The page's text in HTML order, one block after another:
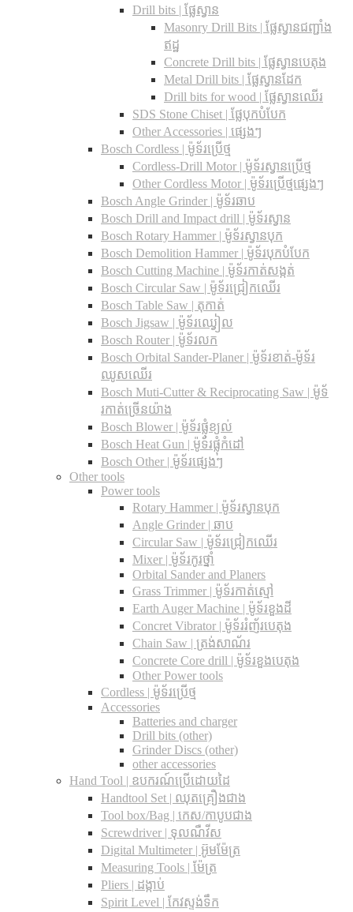
Drill bits |​ ផ្លែស្វាន
Masonry Drill Bits |​ ផ្លែស្វានជញ្ជាំង
ឥដ្ឋ
Concrete Drill bits |​ ផ្លែស្វានបេតុង
Metal Drill bits |​ ផ្លែស្វានដែក
Drill bits for wood |​ ផ្លែស្វានឈើរ
SDS Stone Chiset |​ ផ្លែបុកបំបែក
Other Accessories | ផ្សេងៗ
Bosch Cordless | ម៉ូទ័រប្រើថ្ម
Cordless-Drill Motor | ម៉ូទ័រស្វានប្រើថ្ម
Other Cordless Motor | ម៉ូទ័រប្រើថ្មផ្សេងៗ
Bosch Angle Grinder | ម៉ូទ័រឆាប
Bosch Drill and Impact drill | ម៉ូទ័រស្វាន
Bosch Rotary Hammer | ម៉ូទ័រស្វានបុក
Bosch Demolition Hammer | ម៉ូទ័របុកបំបែក
Bosch Cutting Machine | ម៉ូទ័រកាត់សង្កត់
Bosch Circular Saw | ម៉ូទ័រជ្រៀកឈើរ
Bosch Table Saw | តុកាត់
Bosch Jigsaw | ម៉ូទ័រឈ្វៀល
Bosch Router | ម៉ូទ័រលក
Bosch Orbital Sander-Planer​ | ម៉ូទ័រខាត់-ម៉ូទ័រ
ឈូសឈើរ
Bosch Muti-Cutter & Reciprocating Saw​ | ម៉ូទ័
រកាត់ច្រើនយ៉ាង
Bosch Blower | ម៉ូទ័រផ្លុំខ្យល់
Bosch Heat Gun | ម៉ូទ័រផ្លុំកំដៅ
Bosch Other | ម៉ូទ័រផ្សេងៗ
Other tools
Power tools
Rotary Hammer | ម៉ូទ័រស្វានបុក
Angle Grinder | ឆាប
Circular Saw​ | ម៉ូទ័រជ្រៀកឈើរ
Mixer | ម៉ូទ័រកូរថ្នាំ
Orbital Sander and Planers
Grass Trimmer | ម៉ូទ័រកាត់ស្មៅ
Earth Auger Machine | ម៉ូទ័រខួងដី
Concret Vibrator | ម៉ូទ័ររំញ័របេតុង
Chain Saw | ត្រង់សាណ័រ
Concrete Core drill | ម៉ូទ័រខួងបេតុង
Other Power tools
Cordless​ | ម៉ូទ័រប្រើថ្ម
Accessories
Batteries and charger
Drill bits (other)
Grinder Discs (other)
other accessories
Hand Tool | ឧបករណ៍ប្រើដោយដៃ
Handtool Set | ឈុតគ្រឿងជាង
Tool box/Bag | កេស/កាបូបជាង
Screwdriver | ទុលណឺវីស
Digital Multimeter | អ៊ូមម៉ែត្រ
Measuring Tools | ម៉ែត្រ
Pliers | ដង្កាប់
Spirit Level | កែវស្ទង់ទឹក